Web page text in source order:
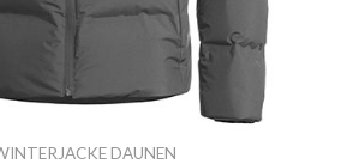
DAUNEN